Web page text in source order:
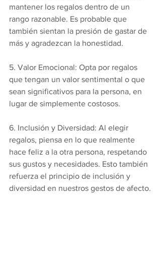
mantener los regalos dentro de un
rango razonable. Es probable que
también sientan la presión de gastar de
más y agradezcan la honestidad.
5. Valor Emocional: Opta por regalos
que tengan un valor sentimental o que
sean significativos para la persona, en
lugar de simplemente costosos.
6. Inclusión y Diversidad: Al elegir
regalos, piensa en lo que realmente
hace feliz a la otra persona, respetando
sus gustos y necesidades. Esto también
refuerza el principio de inclusión y
diversidad en nuestros gestos de afecto.